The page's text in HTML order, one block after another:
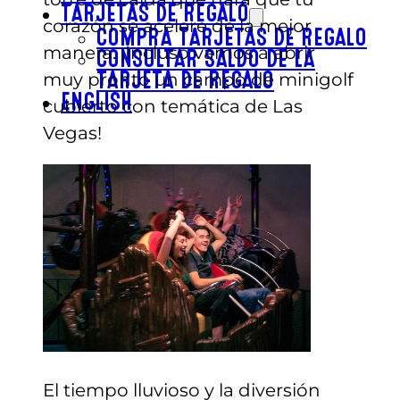
TARJETAS DE REGALO
COMPRA TARJETAS DE REGALO
CONSULTAR SALDO DE LA
TARJETA DE REGALO
ENGLISH
corazón se acelere de la mejor
manera. ¡Incluso vamos a abrir
muy pronto un campo de minigolf
cubierto con temática de Las
Vegas!
El tiempo lluvioso y la diversión